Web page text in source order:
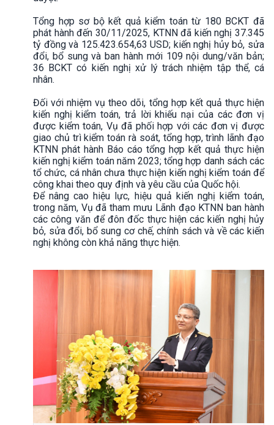
Tổng hợp sơ bộ kết quả kiểm toán từ 180 BCKT đã
phát hành đến 30/11/2025, KTNN đã kiến nghị 37.345
tỷ đồng và 125.423.654,63 USD; kiến nghị hủy bỏ, sửa
đổi, bổ sung và ban hành mới 109 nội dung/văn bản;
36 BCKT có kiến nghị xử lý trách nhiệm tập thể, cá
nhân.
Đối với nhiệm vụ theo dõi, tổng hợp kết quả thực hiện
kiến nghị kiểm toán, trả lời khiếu nại của các đơn vị
được kiểm toán, Vụ đã phối hợp với các đơn vị được
giao chủ trì kiểm toán rà soát, tổng hợp, trình lãnh đạo
KTNN phát hành Báo cáo tổng hợp kết quả thực hiện
kiến nghị kiểm toán năm 2023; tổng hợp danh sách các
tổ chức, cá nhân chưa thực hiện kiến nghị kiểm toán để
công khai theo quy định và yêu cầu của Quốc hội.
Để nâng cao hiệu lực, hiệu quả kiến nghị kiểm toán,
trong năm, Vụ đã tham mưu Lãnh đạo KTNN ban hành
các công văn để đôn đốc thực hiện các kiến nghị hủy
bỏ, sửa đổi, bổ sung cơ chế, chính sách và về các kiến
nghị không còn khả năng thực hiện.